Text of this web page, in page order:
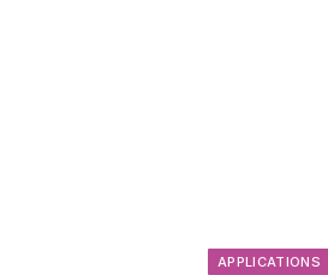
APPLICATIONS